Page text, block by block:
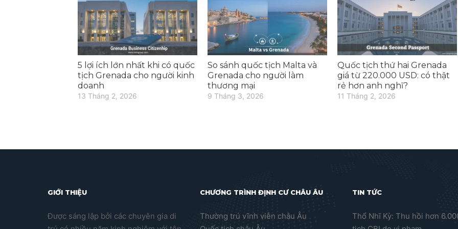
5 lợi ích lớn nhất khi có quốc
tịch Grenada cho người kinh
doanh
13 Tháng 2, 2026
So sánh quốc tịch Malta và
Grenada cho người làm
thương mại
9 Tháng 3, 2026
Quốc tịch thứ hai Grenada
giá từ 220.000 USD: có thật
rẻ hơn anh nghĩ?
11 Tháng 2, 2026
GIỚI THIỆU
Được sáng lập bởi các chuyên gia di
CHƯƠNG TRÌNH ĐỊNH CƯ CHÂU ÂU
Thường trú vĩnh viễn châu Âu
TIN TỨC
Thổ Nhĩ Kỳ: Thu hồi hơn